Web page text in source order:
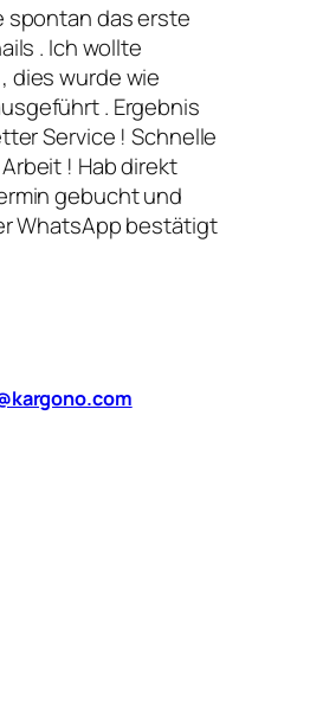
spontan das erste
. Ich wollte
dies wurde wie
. Ergebnis
Service ! Schnelle
! Hab direkt
gebucht und
WhatsApp bestätigt